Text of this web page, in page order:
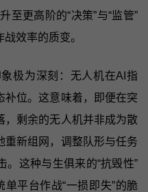
至更高阶的“决策”与“监管”
效率的质变。
极为深刻：无人机在AI指
补位。这意味着，即便在突
，剩余的无人机并非成为散
重新组网，调整队形与任务
。这种与生俱来的“抗毁性”
单平台作战“一损即失”的脆